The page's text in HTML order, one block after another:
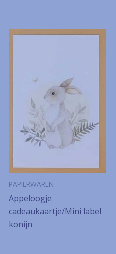
PAPIERWAREN
Appeloogje
cadeaukaartje/Mini label
konijn